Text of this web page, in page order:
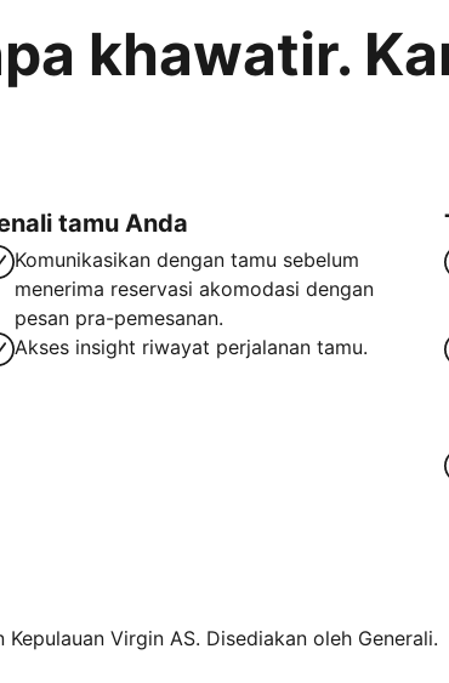
khawatir.
tamu Anda
Komunikasikan dengan tamu sebelum
menerima reservasi akomodasi dengan
pesan pra-pemesanan.
Akses insight riwayat perjalanan tamu.
Virgin AS. Disediakan oleh Generali.